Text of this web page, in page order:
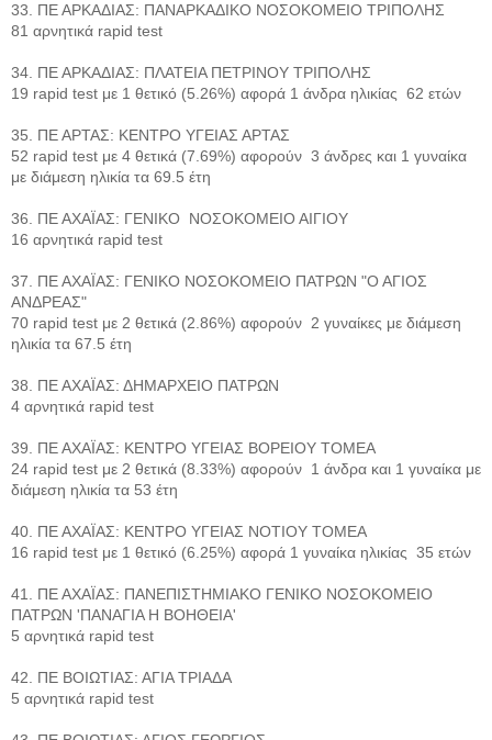
33. ΠΕ ΑΡΚΑΔΙΑΣ: ΠΑΝΑΡΚΑΔΙΚΟ ΝΟΣΟΚΟΜΕΙΟ ΤΡΙΠΟΛΗΣ
81 αρνητικά rapid test
34. ΠΕ ΑΡΚΑΔΙΑΣ: ΠΛΑΤΕΙΑ ΠΕΤΡΙΝΟΥ ΤΡΙΠΟΛΗΣ
19 rapid test με 1 θετικό (5.26%) αφορά 1 άνδρα ηλικίας 62 ετών
35. ΠΕ ΑΡΤΑΣ: ΚΕΝΤΡΟ ΥΓΕΙΑΣ ΑΡΤΑΣ
52 rapid test με 4 θετικά (7.69%) αφορούν 3 άνδρες και 1 γυναίκα
με διάμεση ηλικία τα 69.5 έτη
36. ΠΕ ΑΧΑΪΑΣ: ΓΕΝΙΚΟ ΝΟΣΟΚΟΜΕΙΟ ΑΙΓΙΟΥ
16 αρνητικά rapid test
37. ΠΕ ΑΧΑΪΑΣ: ΓΕΝΙΚΟ ΝΟΣΟΚΟΜΕΙΟ ΠΑΤΡΩΝ "Ο ΑΓΙΟΣ
ΑΝΔΡΕΑΣ"
70 rapid test με 2 θετικά (2.86%) αφορούν 2 γυναίκες με διάμεση
ηλικία τα 67.5 έτη
38. ΠΕ ΑΧΑΪΑΣ: ΔΗΜΑΡΧΕΙΟ ΠΑΤΡΩΝ
4 αρνητικά rapid test
39. ΠΕ ΑΧΑΪΑΣ: ΚΕΝΤΡΟ ΥΓΕΙΑΣ ΒΟΡΕΙΟΥ ΤΟΜΕΑ
24 rapid test με 2 θετικά (8.33%) αφορούν 1 άνδρα και 1 γυναίκα με
διάμεση ηλικία τα 53 έτη
40. ΠΕ ΑΧΑΪΑΣ: ΚΕΝΤΡΟ ΥΓΕΙΑΣ ΝΟΤΙΟΥ ΤΟΜΕΑ
16 rapid test με 1 θετικό (6.25%) αφορά 1 γυναίκα ηλικίας 35 ετών
41. ΠΕ ΑΧΑΪΑΣ: ΠΑΝΕΠΙΣΤΗΜΙΑΚΟ ΓΕΝΙΚΟ ΝΟΣΟΚΟΜΕΙΟ
ΠΑΤΡΩΝ 'ΠΑΝΑΓΙΑ Η ΒΟΗΘΕΙΑ'
5 αρνητικά rapid test
42. ΠΕ ΒΟΙΩΤΙΑΣ: ΑΓΙΑ ΤΡΙΑΔΑ
5 αρνητικά rapid test